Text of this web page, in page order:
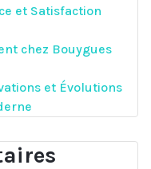
et Satisfaction
chez Bouygues
et Évolutions